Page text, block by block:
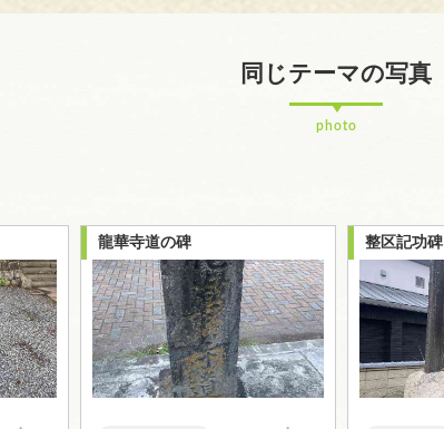
同じテーマの写真
photo
龍華寺道の碑 整区記功碑